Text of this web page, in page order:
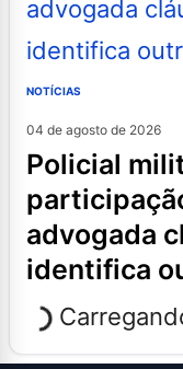
NOTÍCIAS
04 de agosto de 2026
policial militar é preso por
advogada
identifica